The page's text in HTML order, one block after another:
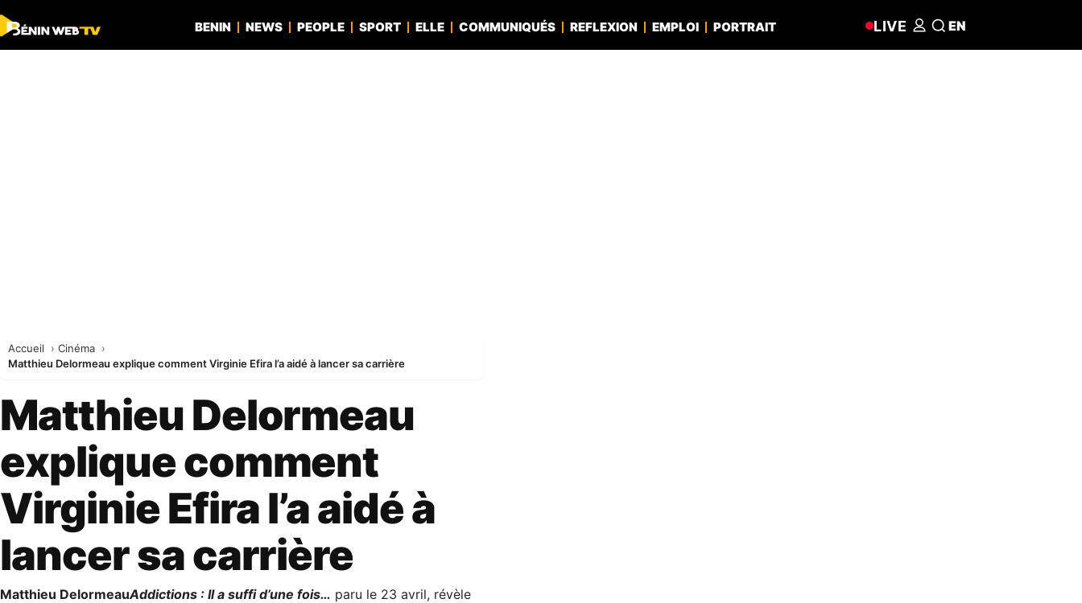
BENIN NEWS PEOPLE SPORT ELLE COMMUNIQUÉS REFLEXION EMPLOI PORTRAIT LIVE EN
Accueil
Cinéma
Matthieu Delormeau explique comment Virginie Efira l’a aidé à lancer sa carrière
Matthieu Delormeau
explique comment
Virginie Efira l’a aidé à
lancer sa carrière
Matthieu DelormeauAddictions : Il a suffi d’une fois… paru le 23 avril, révèle